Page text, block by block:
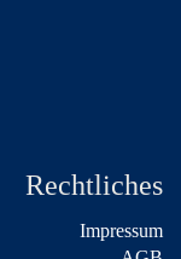
Rechtliches
Impressum